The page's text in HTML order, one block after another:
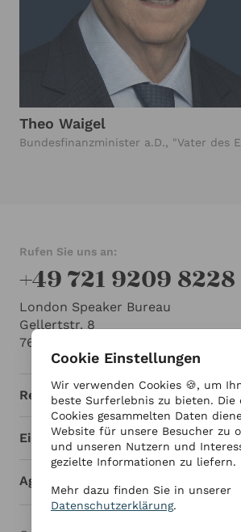
Theo Waigel
Bundesfinanzminister a.D., "Vater des
Rufen Sie uns an:
+49 721 9209 8228
London Speaker Bureau
Gellertstr. 8
76185 Karlsruhe
Redner
Einblicke
Agentur
Cookie Einstellungen
Wir verwenden Cookies 🍪, um
beste Surferlebnis zu bieten. Die
Cookies gesammelten Daten
Website für unsere Besucher zu
und unseren Nutzern und
gezielte Informationen zu liefern.
Mehr dazu finden Sie in unserer
Datenschutzerklärung.